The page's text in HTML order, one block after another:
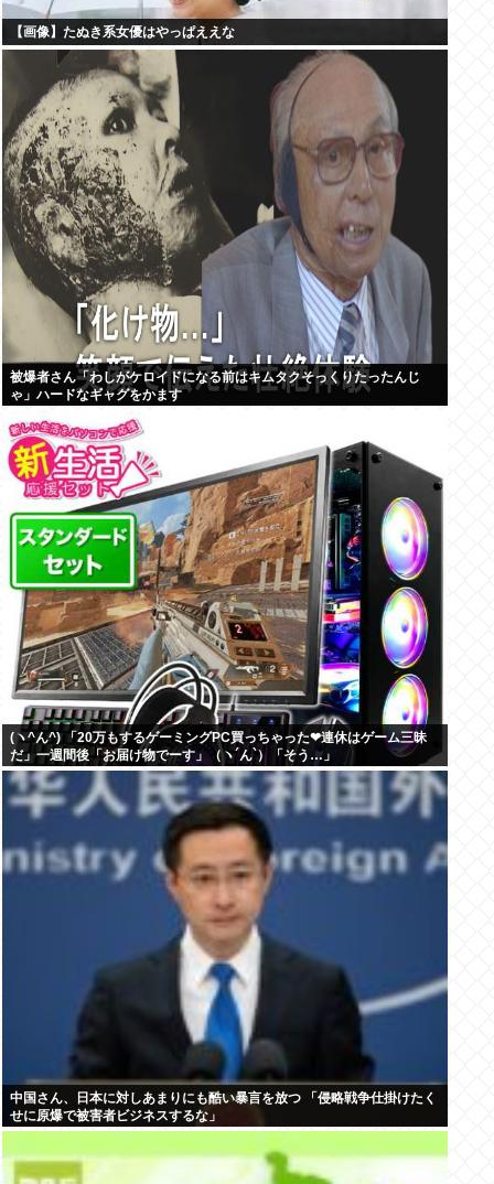
【画像】たぬき系女優はやっぱええな
被爆者さん「わしがケロイドになる前はキムタクそっくりたったんじ
ゃ」ハードなギャグをかます
(ヽ^ん^) 「20万もするゲーミングPC買っちゃった❤連休はゲーム三昧
だ」一週間後「お届け物でーす」（ヽ´ん`）「そう…」
中国さん、日本に対しあまりにも酷い暴言を放つ 「侵略戦争仕掛けたく
せに原爆で被害者ビジネスするな」